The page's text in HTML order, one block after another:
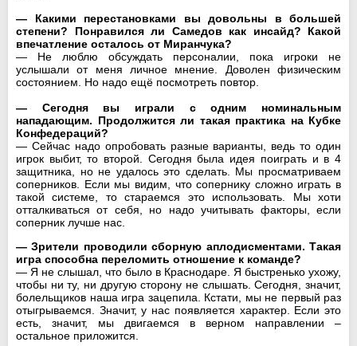
— Какими перестановками вы довольны в большей
степени? Понравился ли Самедов как инсайд? Какой
впечатление осталось от Миранчука?
— Не люблю обсуждать персоналии, пока игроки не
услышали от меня личное мнение. Доволен физическим
состоянием. Но надо ещё посмотреть повтор.
— Сегодня вы играли с одним номинальным
нападающим. Продолжится ли такая практика на Кубке
Конфедераций?
— Сейчас надо опробовать разные варианты, ведь то один
игрок выбит, то второй. Сегодня была идея поиграть и в 4
защитника, но не удалось это сделать. Мы просматриваем
соперников. Если мы видим, что сопернику сложно играть в
такой системе, то стараемся это использовать. Мы хоти
отталкиваться от себя, но надо учитывать факторы, если
соперник лучше нас.
— Зрители проводили сборную аплодисментами. Такая
игра способна переломить отношение к команде?
— Я не слышал, что было в Краснодаре. Я быстренько ухожу,
чтобы ни ту, ни другую сторону не слышать. Сегодня, значит,
болельщиков наша игра зацепила. Кстати, мы не первый раз
отыгрываемся. Значит, у нас появляется характер. Если это
есть, значит, мы двигаемся в верном направлении –
остальное приложится.